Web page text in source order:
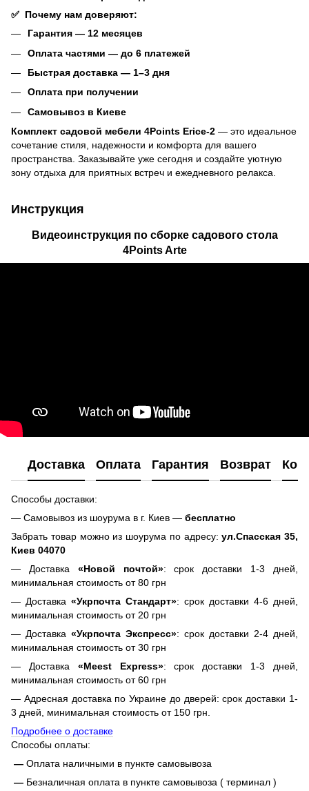
✅ Почему нам доверяют:
Гарантия — 12 месяцев
Оплата частями — до 6 платежей
Быстрая доставка — 1–3 дня
Оплата при получении
Самовывоз в Киеве
Комплект садовой мебели 4Points Erice-2 — это идеальное
сочетание стиля, надежности и комфорта для вашего
пространства. Заказывайте уже сегодня и создайте уютную
зону отдыха для приятных встреч и ежедневного релакса.
Инструкция
Видеоинструкция по сборке садового стола
4Points Arte
Доставка Оплата Гарантия Возврат
Способы доставки:
— Самовывоз из шоурума в г. Киев — бесплатно
Забрать товар можно из шоурума по адресу:ул.Спасская 35,
Киев 04070
— Доставка «Новой почтой»: срок доставки 1-3 дней,
минимальная стоимость от 80 грн
— Доставка «Укрпочта Стандарт»: срок доставки 4-6 дней,
минимальная стоимость от 20 грн
— Доставка «Укрпочта Экспресс»: срок доставки 2-4 дней,
минимальная стоимость от 30 грн
— Доставка «Meest Express»: срок доставки 1-3 дней,
минимальная стоимость от 60 грн
— Адресная доставка по Украине до дверей: срок доставки 1-
3 дней, минимальная стоимость от 150 грн.
Подробнее о доставке
Способы оплаты:
— Оплата наличными в пункте самовывоза
— Безналичная оплата в пункте самовывоза ( терминал )